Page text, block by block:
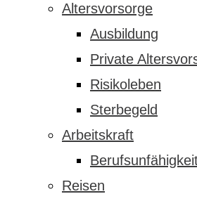
Altersvorsorge
Ausbildung
Private
Risikoleben
Sterbegeld
Arbeitskraft
Reisen